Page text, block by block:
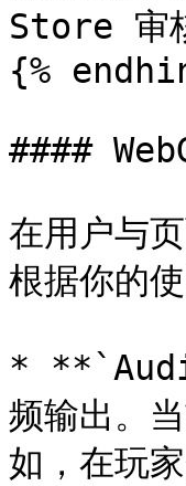
Store 审
{%
####
在用户与
根据你的
*
频输出。
如，在玩